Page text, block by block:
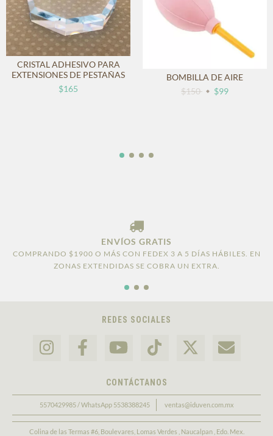
CRISTAL ADHESIVO PARA
EXTENSIONES DE PESTAÑAS
$165
BOMBILLA DE AIRE
$150
$99
ENVÍOS GRATIS
COMPRANDO $1900 O MÁS CON FEDEX 3 A 5 DÍAS HÁBILES. EN
ZONAS EXTENDIDAS SE COBRA UN EXTRA.
REDES SOCIALES
CONTÁCTANOS
5570429985 / WhatsApp 5538388245 ventas@iduven.com.mx
Colina de las Termas #6, Boulevares, Lomas Verdes , Naucalpan , Edo. Mex.